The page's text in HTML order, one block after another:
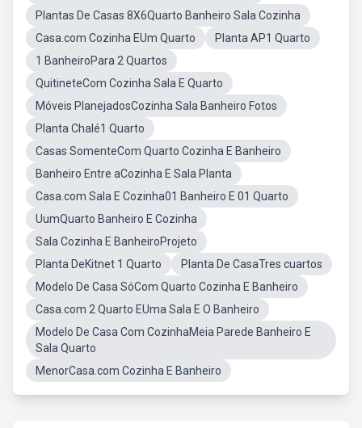
Plantas De Casas 8X6Quarto Banheiro Sala Cozinha
Casa.com Cozinha EUm Quarto
Planta AP1 Quarto
1 BanheiroPara 2 Quartos
QuitineteCom Cozinha Sala E Quarto
Móveis PlanejadosCozinha Sala Banheiro Fotos
Planta Chalé1 Quarto
Casas SomenteCom Quarto Cozinha E Banheiro
Banheiro Entre aCozinha E Sala Planta
Casa.com Sala E Cozinha01 Banheiro E 01 Quarto
UumQuarto Banheiro E Cozinha
Sala Cozinha E BanheiroProjeto
Planta DeKitnet 1 Quarto
Planta De CasaTres cuartos
Modelo De Casa SóCom Quarto Cozinha E Banheiro
Casa.com 2 Quarto EUma Sala E O Banheiro
Modelo De Casa Com CozinhaMeia Parede Banheiro E
Sala Quarto
MenorCasa.com Cozinha E Banheiro